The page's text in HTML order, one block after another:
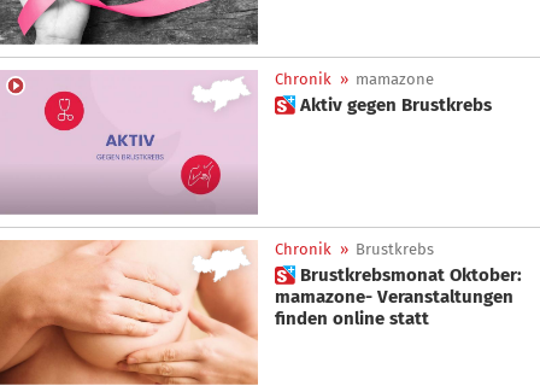
Chronik » mamazone
 Aktiv gegen Brustkrebs
Chronik » Brustkrebs
 Brustkrebsmonat Oktober:
mamazone- Veranstaltungen
finden online statt